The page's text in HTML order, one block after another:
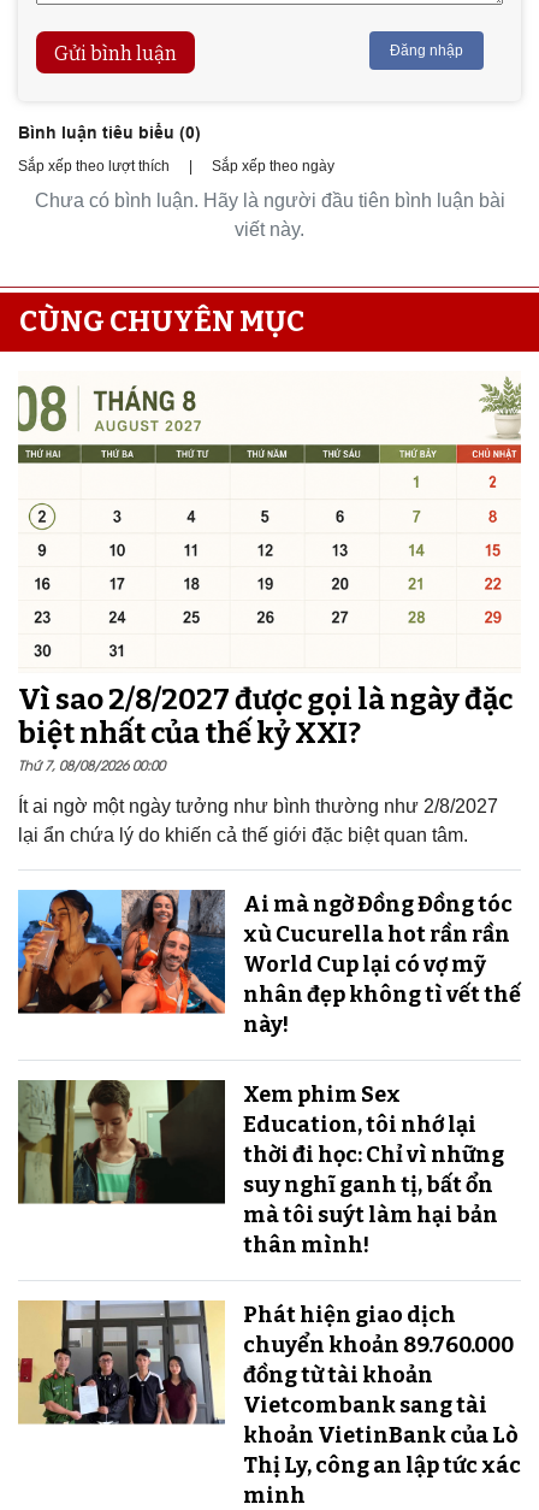
Gửi bình luận Đăng nhập
Bình luận tiêu biểu (0)
Sắp xếp theo lượt thích | Sắp xếp theo ngày
Chưa có bình luận. Hãy là người đầu tiên bình luận bài
viết này.
CÙNG CHUYÊN MỤC
Vì sao 2/8/2027 được gọi là ngày đặc
biệt nhất của thế kỷ XXI?
Thứ 7, 08/08/2026 00:00
Ít ai ngờ một ngày tưởng như bình thường như 2/8/2027
lại ẩn chứa lý do khiến cả thế giới đặc biệt quan tâm.
Ai mà ngờ Đồng Đồng tóc
xù Cucurella hot rần rần
World Cup lại có vợ mỹ
nhân đẹp không tì vết thế
này!
Xem phim Sex
Education, tôi nhớ lại
thời đi học: Chỉ vì những
suy nghĩ ganh tị, bất ổn
mà tôi suýt làm hại bản
thân mình!
Phát hiện giao dịch
chuyển khoản 89.760.000
đồng từ tài khoản
Vietcombank sang tài
khoản VietinBank của Lò
Thị Ly, công an lập tức xác
minh